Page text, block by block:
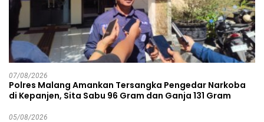
07/08/2026
Polres Malang Amankan Tersangka Pengedar Narkoba
di Kepanjen, Sita Sabu 96 Gram dan Ganja 131 Gram
05/08/2026